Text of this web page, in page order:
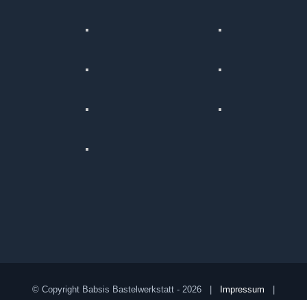
© Copyright Babsis Bastelwerkstatt - 2026 | Impressum